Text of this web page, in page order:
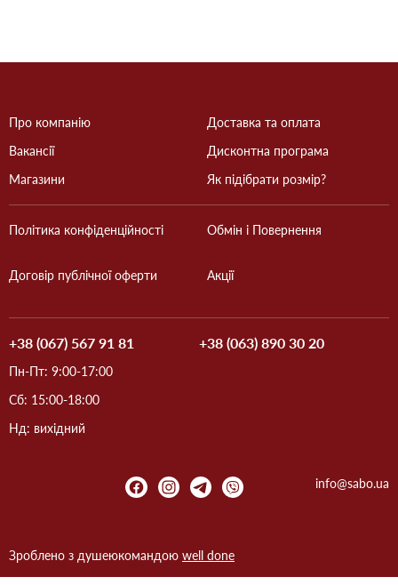
Про компанію
Вакансії
Магазини
Доставка та оплата
Дисконтна програма
Як підібрати розмір?
Політика конфіденційності
Договір публічної оферти
Обмін і Повернення
Акції
+38 (067) 567 91 81 +38 (063) 890 30 20
Пн-Пт: 9:00-17:00
Сб: 15:00-18:00
Нд: вихідний
info@sabo.ua
Зроблено з душеюкомандою well done